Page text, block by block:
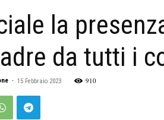
la
da tutti i
- 15 Febbraio 2023 910